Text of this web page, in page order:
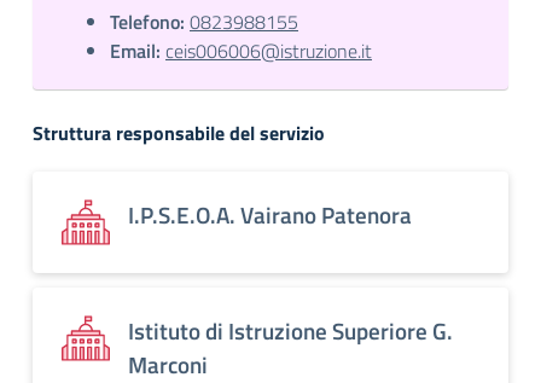
Telefono: 0823988155
Email: ceis006006@istruzione.it
Struttura responsabile del servizio
I.P.S.E.O.A. Vairano Patenora
Istituto di Istruzione Superiore G.
Marconi